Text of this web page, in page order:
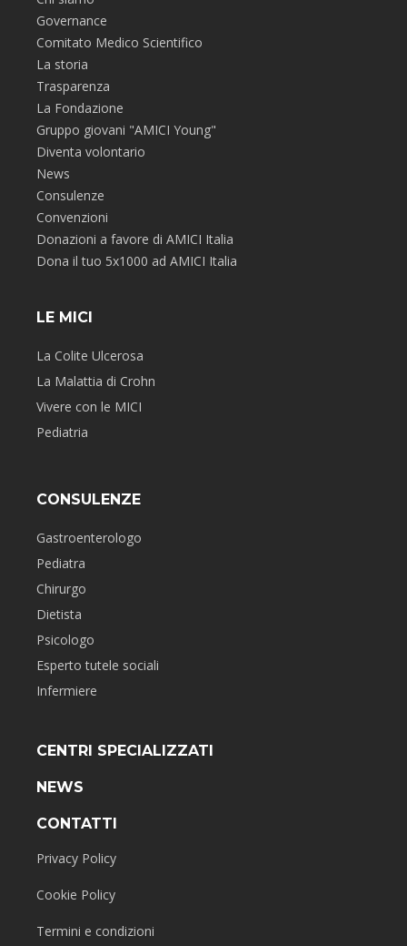
Governance
Comitato Medico Scientifico
La storia
Trasparenza
La Fondazione
Gruppo giovani "AMICI Young"
Diventa volontario
News
Consulenze
Convenzioni
Donazioni a favore di AMICI Italia
Dona il tuo 5x1000 ad AMICI Italia
LE MICI
La Colite Ulcerosa
La Malattia di Crohn
Vivere con le MICI
Pediatria
CONSULENZE
Gastroenterologo
Pediatra
Chirurgo
Dietista
Psicologo
Esperto tutele sociali
Infermiere
CENTRI SPECIALIZZATI
NEWS
CONTATTI
Privacy Policy
Cookie Policy
Termini e condizioni